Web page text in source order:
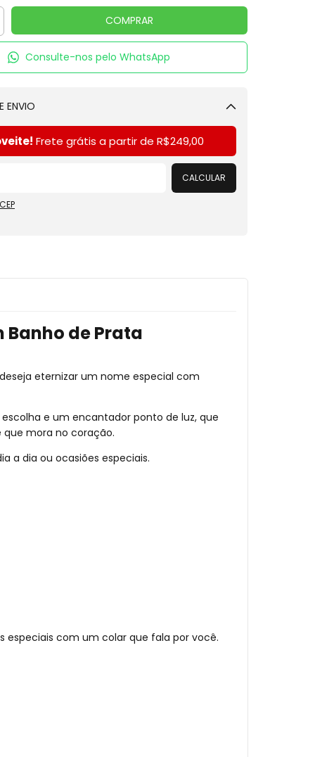
Consulte-nos pelo WhatsApp
ENVIO
Frete grátis a partir de R$249,00
CALCULAR
Banho de Prata
eternizar um nome especial com
e um encantador ponto de luz, que
mora no coração.
a dia ou ocasiões especiais.
especiais com um colar que fala por você.